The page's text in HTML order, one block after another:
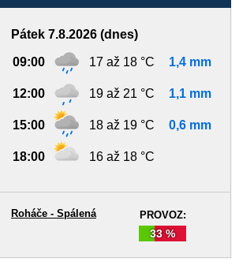
Pátek 7.8.2026 (dnes)
09:00 17 až 18 °C 1,4 mm
12:00 19 až 21 °C 1,1 mm
15:00 18 až 19 °C 0,6 mm
18:00 16 až 18 °C
PROVOZ:
33 %
Roháče - Spálená